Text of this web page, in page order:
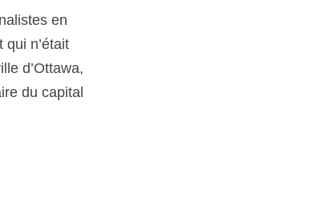
en
n’était
d’Ottawa,
du capital